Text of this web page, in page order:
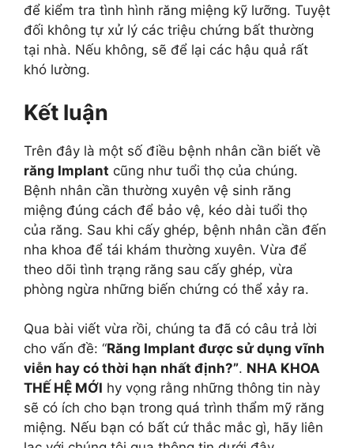
để kiểm tra tình hình răng miệng kỹ lưỡng. Tuyệt
đối không tự xử lý các triệu chứng bất thường
tại nhà. Nếu không, sẽ để lại các hậu quả rất
khó lường.
Kết luận
Trên đây là một số điều bệnh nhân cần biết về
răng Implant cũng như tuổi thọ của chúng.
Bệnh nhân cần thường xuyên vệ sinh răng
miệng đúng cách để bảo vệ, kéo dài tuổi thọ
của răng. Sau khi cấy ghép, bệnh nhân cần đến
nha khoa để tái khám thường xuyên. Vừa để
theo dõi tình trạng răng sau cấy ghép, vừa
phòng ngừa những biến chứng có thể xảy ra.
Qua bài viết vừa rồi, chúng ta đã có câu trả lời
cho vấn đề: “Răng Implant được sử dụng vĩnh
viễn hay có thời hạn nhất định?”. NHA KHOA
THẾ HỆ MỚI hy vọng rằng những thông tin này
sẽ có ích cho bạn trong quá trình thẩm mỹ răng
miệng. Nếu bạn có bất cứ thắc mắc gì, hãy liên